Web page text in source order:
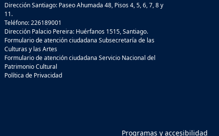
Dirección Santiago: Paseo Ahumada 48, Pisos 4, 5, 6, 7, 8 y
11.
Teléfono: 226189001
Dirección Palacio Pereira: Huérfanos 1515, Santiago.
Formulario de atención ciudadana Subsecretaría de las
Culturas y las Artes
Formulario de atención ciudadana Servicio Nacional del
Patrimonio Cultural
Política de Privacidad
Programas y accesibilidad